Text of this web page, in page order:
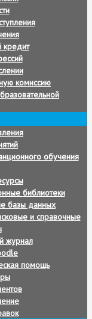
кредит
комиссию
обучения
библиотеки
базы данных
и справочные
журнал
помощь